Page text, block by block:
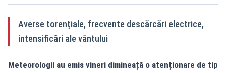
Averse torențiale, frecvente descărcări electrice,
intensificări ale vântului
Meteorologii au emis vineri dimineață o atenționare de tip